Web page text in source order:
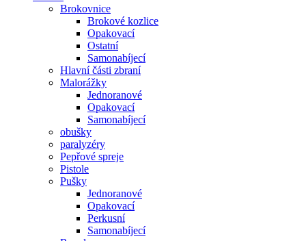
Brokovnice
Brokové kozlice
Opakovací
Ostatní
Samonabíjecí
Hlavní části zbraní
Malorážky
Jednoranové
Opakovací
Samonabíjecí
obušky
paralyzéry
Pepřové spreje
Pistole
Pušky
Jednoranové
Opakovací
Perkusní
Samonabíjecí